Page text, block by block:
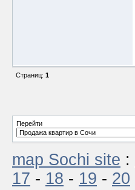
Страниц: 1
Перейти
map Sochi site :
17 - 18 - 19 - 20